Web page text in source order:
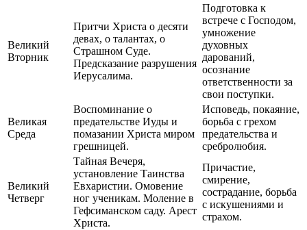
Великий
Вторник
Притчи Христа о десяти
девах, о талантах, о
Страшном Суде.
Предсказание разрушения
Иерусалима.
Подготовка к
встрече с Господом,
умножение
духовных
дарований,
осознание
ответственности за
свои поступки.
Великая
Среда
Воспоминание о
предательстве Иуды и
помазании Христа миром
грешницей.
Исповедь, покаяние,
борьба с грехом
предательства и
сребролюбия.
Великий
Четверг
Тайная Вечеря,
установление Таинства
Евхаристии. Омовение
ног ученикам. Моление в
Гефсиманском саду. Арест
Христа.
Причастие,
смирение,
сострадание, борьба
с искушениями и
страхом.